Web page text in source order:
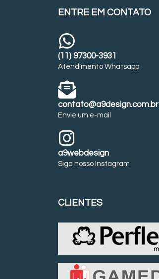
ENTRE EM CONTATO
(11) 97300-3931
Atendimento Whatsapp
contato@a9design.com.br
Envie um e-mail
a9webdesign
Siga nosso Instagram
CLIENTES